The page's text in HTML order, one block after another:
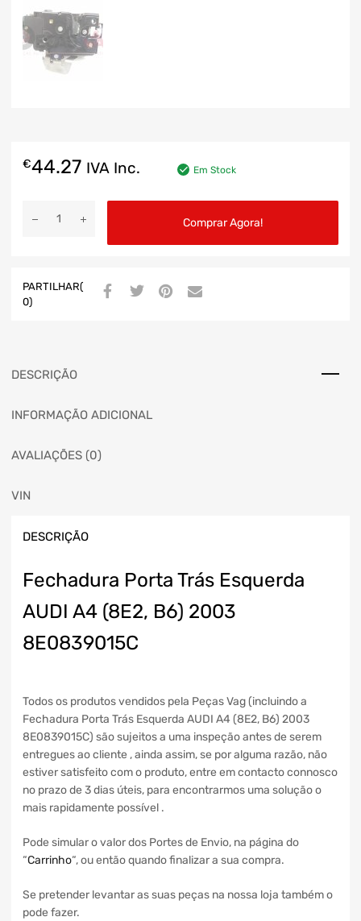
€44.27 IVA Inc. Em Stock
Comprar Agora!
PARTILHAR(
0)
DESCRIÇÃO
INFORMAÇÃO ADICIONAL
AVALIAÇÕES (0)
VIN
DESCRIÇÃO
Fechadura Porta Trás Esquerda
AUDI A4 (8E2, B6) 2003
8E0839015C
Todos os produtos vendidos pela Peças Vag (incluindo a
Fechadura Porta Trás Esquerda AUDI A4 (8E2, B6) 2003
8E0839015C) são sujeitos a uma inspeção antes de serem
entregues ao cliente , ainda assim, se por alguma razão, não
estiver satisfeito com o produto, entre em contacto connosco
no prazo de 3 dias úteis, para encontrarmos uma solução o
mais rapidamente possível .
Pode simular o valor dos Portes de Envio, na página do
“Carrinho“, ou então quando finalizar a sua compra.
Se pretender levantar as suas peças na nossa loja também o
pode fazer.